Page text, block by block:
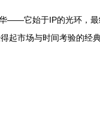
——它始于IP的光环，
起市场与时间考验的经典